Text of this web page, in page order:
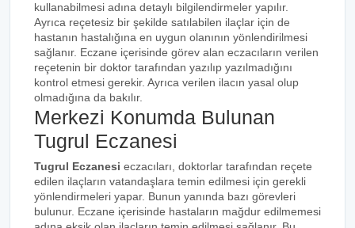
kullanabilmesi adına detaylı bilgilendirmeler yapılır.
Ayrıca reçetesiz bir şekilde satılabilen ilaçlar için de
hastanın hastalığına en uygun olanının yönlendirilmesi
sağlanır. Eczane içerisinde görev alan eczacıların verilen
reçetenin bir doktor tarafından yazılıp yazılmadığını
kontrol etmesi gerekir. Ayrıca verilen ilacın yasal olup
olmadığına da bakılır.
Merkezi Konumda Bulunan
Tugrul Eczanesi
Tugrul Eczanesi eczacıları, doktorlar tarafından reçete
edilen ilaçların vatandaşlara temin edilmesi için gerekli
yönlendirmeleri yapar. Bunun yanında bazı görevleri
bulunur. Eczane içerisinde hastaların mağdur edilmemesi